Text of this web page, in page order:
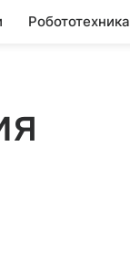
Робототехника